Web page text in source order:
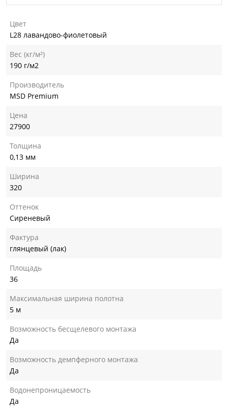
Цвет
L28 лавандово-фиолетовый
Вес (кг/м²)
190 г/м2
Производитель
MSD Premium
Цена
27900
Толщина
0,13 мм
Ширина
320
Оттенок
Сиреневый
Фактура
глянцевый (лак)
Площадь
36
Максимальная ширина полотна
5 м
Возможность бесщелевого монтажа
Да
Возможность демпферного монтажа
Да
Водонепроницаемость
Да